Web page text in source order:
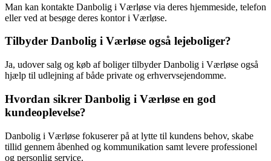
Man kan kontakte Danbolig i Værløse via deres hjemmeside, telefon
eller ved at besøge deres kontor i Værløse.
Tilbyder Danbolig i Værløse også lejeboliger?
Ja, udover salg og køb af boliger tilbyder Danbolig i Værløse også
hjælp til udlejning af både private og erhvervsejendomme.
Hvordan sikrer Danbolig i Værløse en god
kundeoplevelse?
Danbolig i Værløse fokuserer på at lytte til kundens behov, skabe
tillid gennem åbenhed og kommunikation samt levere professionel
og personlig service.